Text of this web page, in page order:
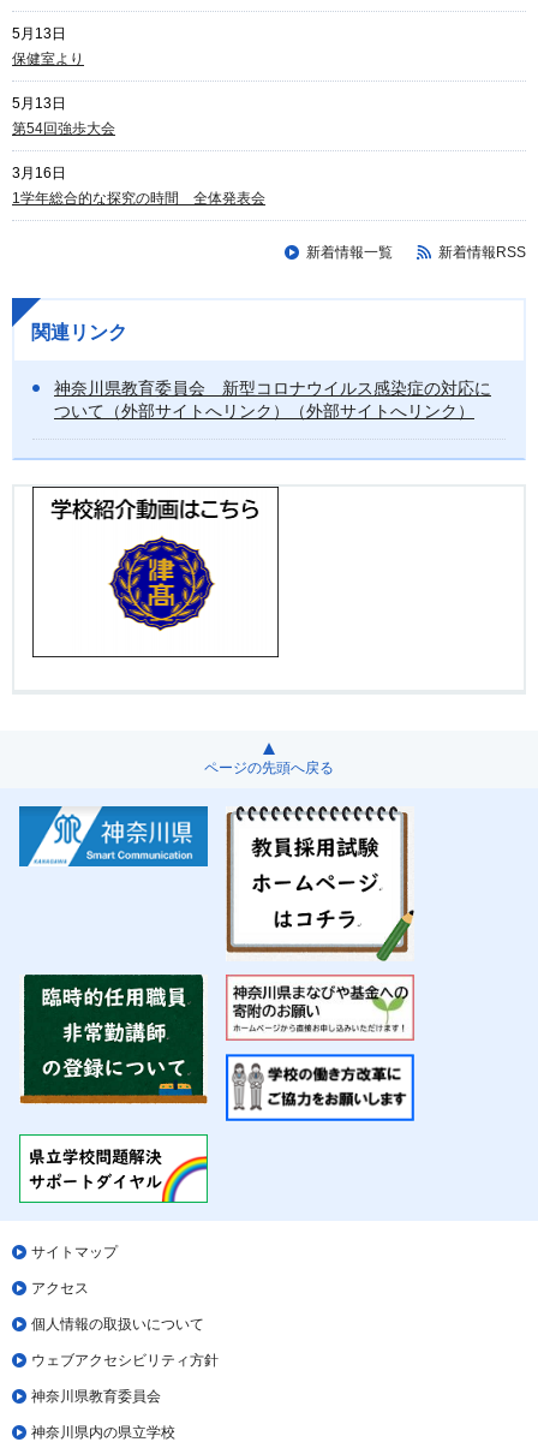
5月13日
保健室より
5月13日
第54回強歩大会
3月16日
1学年総合的な探究の時間 全体発表会
新着情報一覧 新着情報RSS
関連リンク
神奈川県教育委員会 新型コロナウイルス感染症の対応に
ついて（外部サイトへリンク）（外部サイトへリンク）
ページの先頭へ戻る
サイトマップ
アクセス
個人情報の取扱いについて
ウェブアクセシビリティ方針
神奈川県教育委員会
神奈川県内の県立学校